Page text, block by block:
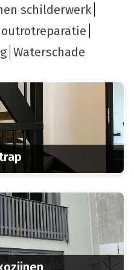
schilderwerk
Waterschade